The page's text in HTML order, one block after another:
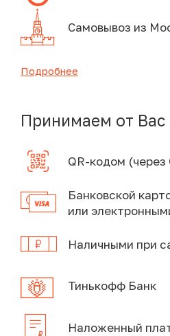
Самовывоз из
Подробнее
Принимаем от Вас
QR-кодом
Банковской
или
Наличными при
Тинькофф Банк
Наложенный